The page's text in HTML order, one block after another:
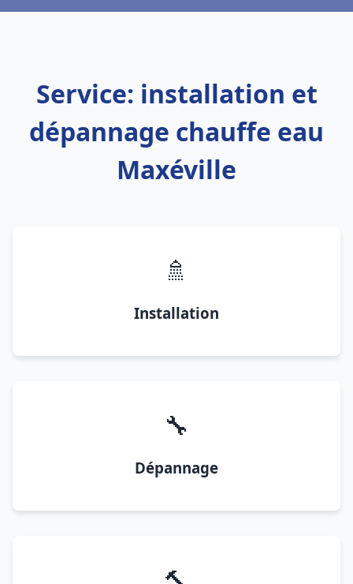
Service: installation et
dépannage chauffe eau
Maxéville
🚿
Installation
🔧
Dépannage